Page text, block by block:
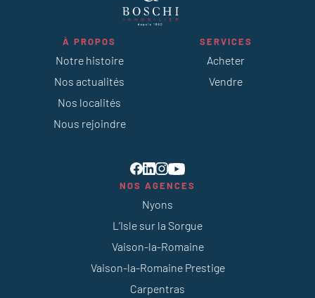
À PROPOS
Notre histoire
Nos actualités
Nos localités
Nous rejoindre
SERVICES
Acheter
Vendre
NOS AGENCES
Nyons
L’Isle sur la Sorgue
Vaison-la-Romaine
Vaison-la-Romaine Prestige
Carpentras